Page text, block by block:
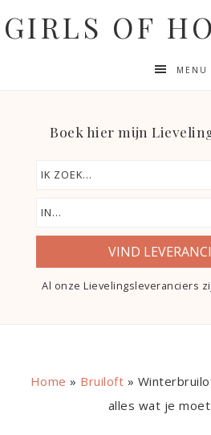
GIRLS OF
MENU
Boek hier mijn
VIND
Al onze Lievelingsleveranciers
Home » Bruiloft »
alles wat je